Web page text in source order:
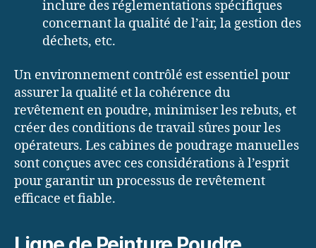
inclure des réglementations spécifiques
concernant la qualité de l’air, la gestion des
déchets, etc.
Un environnement contrôlé est essentiel pour
assurer la qualité et la cohérence du
revêtement en poudre, minimiser les rebuts, et
créer des conditions de travail sûres pour les
opérateurs. Les cabines de poudrage manuelles
sont conçues avec ces considérations à l’esprit
pour garantir un processus de revêtement
efficace et fiable.